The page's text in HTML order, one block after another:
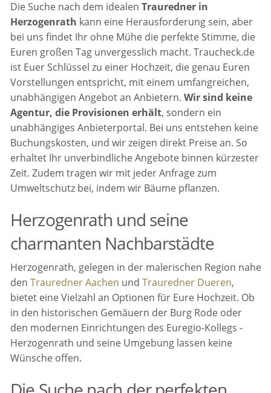
Die Suche nach dem idealenTrauredner in
Herzogenrath kann eine Herausforderung sein, aber
bei uns findet Ihr ohne Mühe die perfekte Stimme, die
Euren großen Tag unvergesslich macht. Traucheck.de
ist Euer Schlüssel zu einer Hochzeit, die genau Euren
Vorstellungen entspricht, mit einem umfangreichen,
unabhängigen Angebot an Anbietern.Wir sind keine
Agentur, die Provisionen erhält, sondern ein
unabhängiges Anbieterportal. Bei uns entstehen keine
Buchungskosten, und wir zeigen direkt Preise an. So
erhaltet Ihr unverbindliche Angebote binnen kürzester
Zeit. Zudem tragen wir mit jeder Anfrage zum
Umweltschutz bei, indem wir Bäume pflanzen.
Herzogenrath und seine
charmanten Nachbarstädte
Herzogenrath, gelegen in der malerischen Region nahe
denTrauredner Aachen undTrauredner Dueren,
bietet eine Vielzahl an Optionen für Eure Hochzeit. Ob
in den historischen Gemäuern der Burg Rode oder
den modernen Einrichtungen des Euregio-Kollegs -
Herzogenrath und seine Umgebung lassen keine
Wünsche offen.